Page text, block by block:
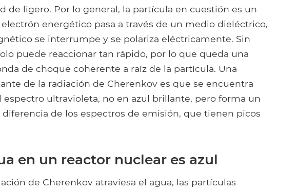
de ligero. Por lo general, la partícula en cuestión es un
energético pasa a través de un medio dieléctrico,
se interrumpe y se polariza eléctricamente. Sin
puede reaccionar tan rápido, por lo que queda una
de choque coherente a raíz de la partícula. Una
de la radiación de Cherenkov es que se encuentra
ultravioleta, no en azul brillante, pero forma un
de los espectros de emisión, que tienen picos
en un reactor nuclear es azul
de Cherenkov atraviesa el agua, las partículas